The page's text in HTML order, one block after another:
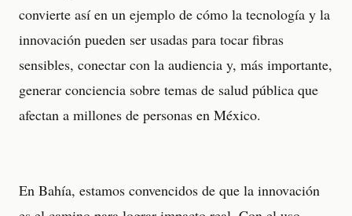
convierte así en un ejemplo de cómo la tecnología y la
innovación pueden ser usadas para tocar fibras
sensibles, conectar con la audiencia y, más importante,
generar conciencia sobre temas de salud pública que
afectan a millones de personas en México.
En Bahía, estamos convencidos de que la innovación